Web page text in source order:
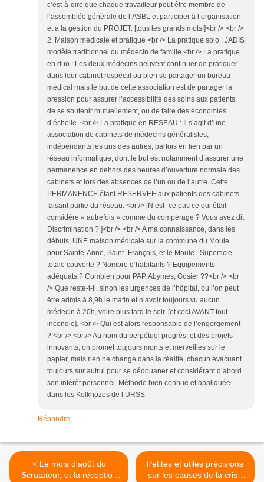
c’est-à-dire que chaque travailleur peut être membre de
l’assemblée générale de l’ASBL et participer à l’organisation
et à la gestion du PROJET. [tous les grands mots!]<br /> <br />
2. Maison médicale et pratique <br /> La pratique solo : JADIS
modèle traditionnel du médecin de famille.<br /> La pratique
en duo : Les deux médecins peuvent continuer de pratiquer
dans leur cabinet respectif ou bien se partager un bureau
médical mais le but de cette association est de partager la
pression pour assurer l’accessibilité des soins aux patients,
de se soutenir mutuellement, ou de faire des économies
d’échelle. <br /> La pratique en RESEAU : Il s’agit d’une
association de cabinets de médecins généralistes,
indépendants les uns des autres, parfois en lien par un
réseau informatique, dont le but est notamment d’assurer une
permanence en dehors des heures d’ouverture normale des
cabinets et lors des absences de l’un ou de l’autre. Cette
PERMANENCE étant RESERVEE aux patients des cabinets
faisant partie du réseau. <br /> [N’est -ce pas ce qui était
considéré « autrefois » comme du compérage ? Vous avez dit
Discrimination ? ]<br /> <br /> A ma connaissance, dans les
débuts, UNE maison médicale sur la commune du Moule
pour Sainte-Anne, Saint -François, et le Moule : Superficie
totale couverte ? Nombre d’habitants ? Equipements
adéquats ? Combien pour PAP, Abymes, Gosier ??<br /> <br
/> Que reste-t-il, sinon les urgences de l’hôpital, où l’on peut
être admis à 8,9h le matin et n’avoir toujours vu aucun
médecin à 20h, voire plus tard le soir. [et ceci AVANT tout
incendie]. <br /> Qui est alors responsable de l’engorgement
? <br /> <br /> Au nom du perpétuel progrès, et des projets
innovants, on promet toujours monts et merveilles sur le
papier, mais rien ne change dans la réalité, chacun évacuant
toujours sur autrui pour se dédouaner et considérant d’abord
son intérêt personnel. Méthode bien connue et appliquée
dans les Kolkhozes de l’URSS
Répondre
< Le mois d'août du
Scrutateur, et la réception
Petites et utiles précisions
sur les causes de la crise